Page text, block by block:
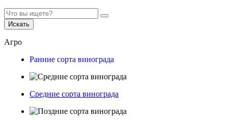
Искать
Агро
Ранние сорта винограда
Средние сорта винограда